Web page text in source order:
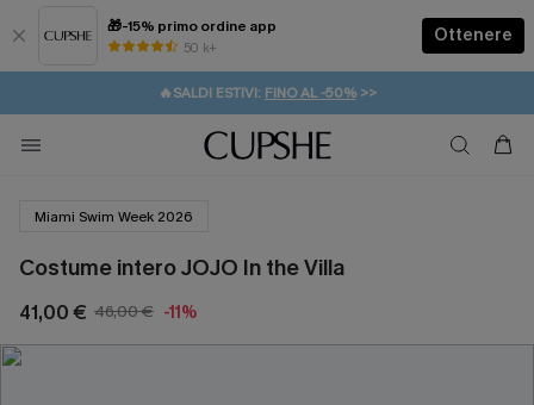
🎁-15% primo ordine app
50 k+
Ottenere
⚡️-15% SUGLI ESSENZIALI DA VACANZA | ACQUISTA
🔥SALDI ESTIVI: FINO AL -50%>>
🚚SPEDIZIONE GRATUITA DA 49€
💌REGALO PER I NUOVI: 20% DI SCONTO*
Miami Swim Week 2026
Costume intero JOJO In the Villa
41,00 € 46,00 € -11%